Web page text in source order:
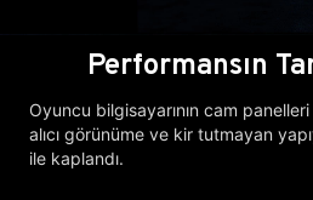
Performansın
Oyuncu bilgisayarının cam
alıcı görünüme ve kir tutmayan
ile kaplandı.